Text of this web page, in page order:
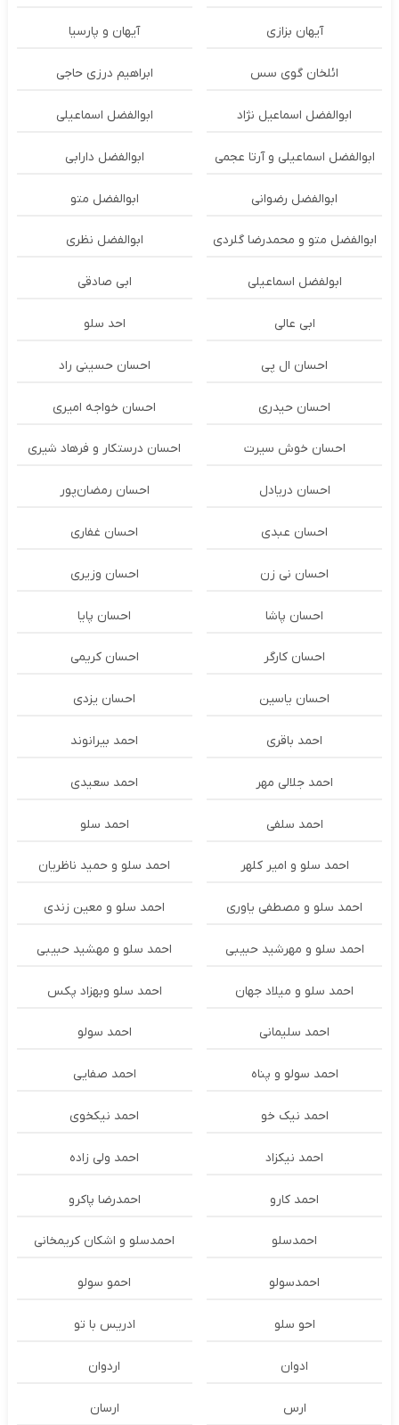
آیهان بزازی آیهان و پارسیا
ائلخان گوی سس ابراهیم درزی حاجی
ابوالفضل اسماعیل نژاد ابوالفضل اسماعیلی
ابوالفضل اسماعیلی و آرتا عجمی ابوالفضل دارابی
ابوالفضل رضوانی ابوالفضل متو
ابوالفضل متو و محمدرضا گلردی ابوالفضل نظری
ابولفضل اسماعیلی ابی صادقی
ابی عالی احد سلو
احسان ال پی احسان حسینی راد
احسان حیدری احسان خواجه امیری
احسان خوش سیرت احسان درستكار و فرهاد شيرى
احسان دریادل احسان رمضان‌پور
احسان عبدی احسان غفاری
احسان نی زن احسان وزیری
احسان پاشا احسان پایا
احسان کارگر احسان کریمی
احسان یاسین احسان یزدی
احمد باقری احمد بیرانوند
احمد جلالی مهر احمد سعیدی
احمد سلفی احمد سلو
احمد سلو و امیر کلهر احمد سلو و حمید ناظریان
احمد سلو و مصطفی یاوری احمد سلو و معین زندی
احمد سلو و مهرشید حبیبی احمد سلو و مهشید حبیبی
احمد سلو و میلاد جهان احمد سلو وبهزاد پکس
احمد سلیمانی احمد سولو
احمد سولو و پناه احمد صفایی
احمد نیک خو احمد نیکخوی
احمد نیکزاد احمد ولی زاده
احمد کارو احمدرضا پاکرو
احمدسلو احمدسلو و اشکان کریمخانی
احمدسولو احمو سولو
احو سلو ادریس با تو
ادوان اردوان
ارس ارسان